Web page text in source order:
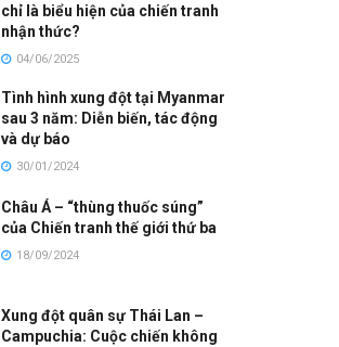
chỉ là biểu hiện của chiến tranh
nhận thức?
04/06/2025
Tình hình xung đột tại Myanmar
sau 3 năm: Diễn biến, tác động
và dự báo
30/01/2024
Châu Á – “thùng thuốc súng”
của Chiến tranh thế giới thứ ba
18/09/2024
Xung đột quân sự Thái Lan –
Campuchia: Cuộc chiến không